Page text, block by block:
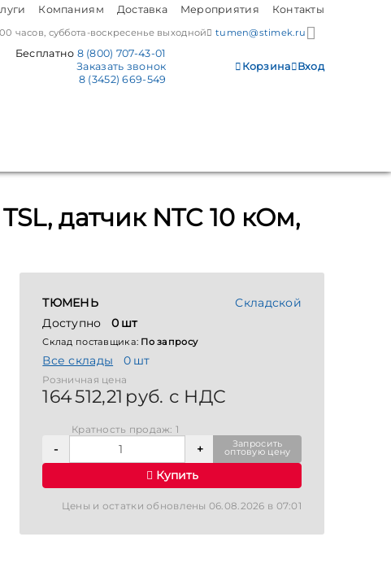
Компаниям Доставка Мероприятия Контакты
часов, суббота-воскресенье выходной tumen@stimek.ru
Бесплатно 8 (800) 707-43-01
Заказать звонок
8 (3452) 669-549
Корзина Вход
датчик NTC 10 кОм,
Складской
ТЮМЕНЬ
Доступно0 шт
Склад поставщика: По запросу
Все склады 0 шт
Розничная цена
164 512,21 руб. с НДС
Кратность продаж: 1
Запросить
оптовую цену
Купить
Цены и остатки обновлены 06.08.2026 в 07:01